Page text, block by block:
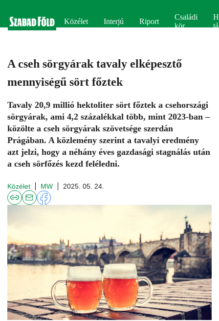
Közélet Interjú Riport
Családi
kör
A cseh sörgyárak tavaly elképesztő
mennyiségű sört főztek
Tavaly 20,9 millió hektoliter sört főztek a csehországi
sörgyárak, ami 4,2 százalékkal több, mint 2023-ban –
közölte a cseh sörgyárak szövetsége szerdán
Prágában. A közlemény szerint a tavalyi eredmény
azt jelzi, hogy a néhány éves gazdasági stagnálás után
a cseh sörfőzés kezd feléledni.
Közélet MW 2025. 05. 24.